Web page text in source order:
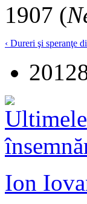
1907 (
‹ Dureri şi speranţe
Ion